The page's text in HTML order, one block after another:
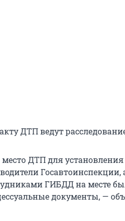
ДТП ведут
ДТП для
ГИБДД на месте
документы, —